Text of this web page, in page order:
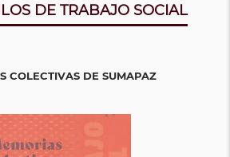
DE TRABAJO SOCIAL
COLECTIVAS DE SUMAPAZ